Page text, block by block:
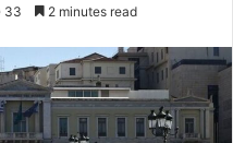
33 2 minutes read